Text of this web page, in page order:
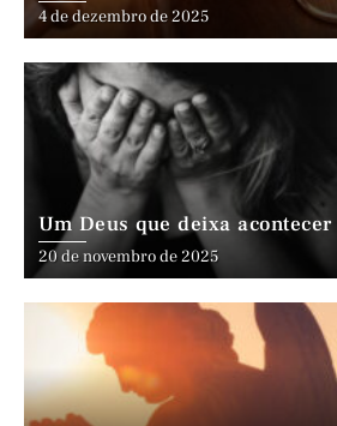
4 de dezembro de 2025
Um Deus que deixa
20 de novembro de 2025